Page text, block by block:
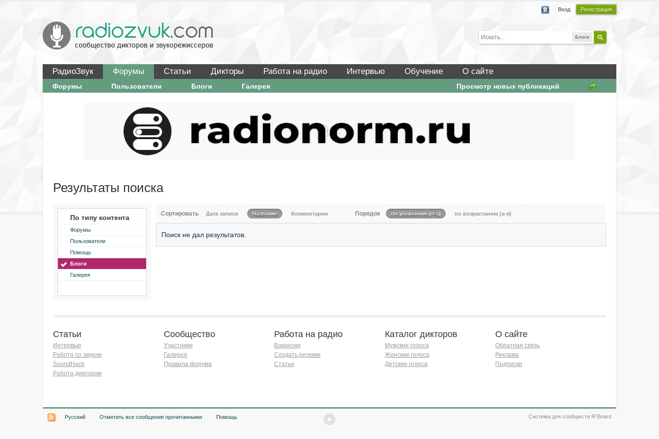
Вход Регистрация
Блоги
РадиоЗвук Форумы Статьи Дикторы Работа на радио Интервью Обучение О сайте
Просмотр новых публикаций
Форумы Пользователи Блоги Галерея
Результаты поиска
По типу контента
Форумы
Пользователи
Помощь
Блоги
Галерея
Сортировать Дата записи Название Комментарии Порядок по убыванию (я-а) по возрастанию (а-я)
Поиск не дал результатов.
Статьи
Интервью
Работа со звуком
SoundHack
Работа диктором
Сообщество
Участники
Галерея
Правила форума
Работа на радио
Вакансии
Создать резюме
Статьи
Каталог дикторов
Мужские голоса
Женские голоса
Детские голоса
О сайте
Обратная связь
Реклама
Подписки
Русский Отметить все сообщения прочитанными Помощь Система для сообществ IP.Board